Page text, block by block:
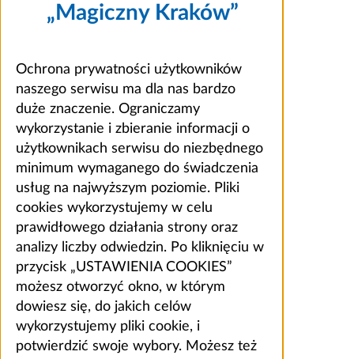
„Magiczny Kraków”
Ochrona prywatności użytkowników
naszego serwisu ma dla nas bardzo
duże znaczenie. Ograniczamy
wykorzystanie i zbieranie informacji o
użytkownikach serwisu do niezbędnego
minimum wymaganego do świadczenia
usług na najwyższym poziomie. Pliki
cookies wykorzystujemy w celu
prawidłowego działania strony oraz
analizy liczby odwiedzin. Po kliknięciu w
przycisk „USTAWIENIA COOKIES”
możesz otworzyć okno, w którym
dowiesz się, do jakich celów
wykorzystujemy pliki cookie, i
potwierdzić swoje wybory. Możesz też